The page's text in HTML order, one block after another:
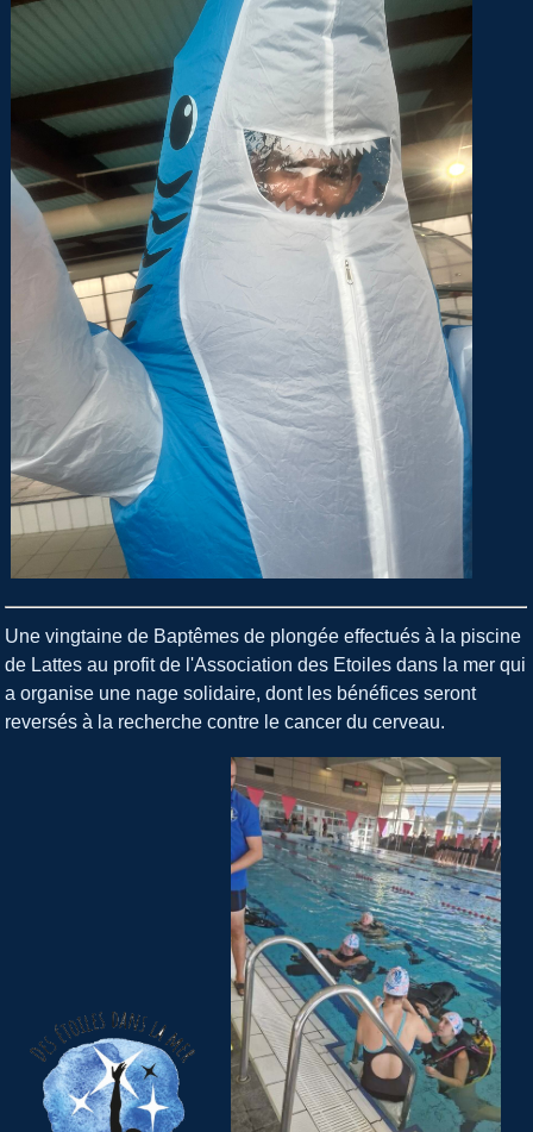
Une vingtaine de Baptêmes de plongée effectués à la piscine
de Lattes au profit de l'Association des Etoiles dans la mer qui
a organise une nage solidaire, dont les bénéfices seront
reversés à la recherche contre le cancer du cerveau.